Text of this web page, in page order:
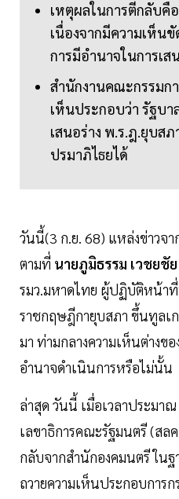
เหตุผลในการตีกลับ
เนื่องจากมีความเห็น
การมีอำนาจในการเ
สำนักงานคณะกรรมก
เห็นประกอบว่า รัฐบา
เสนอร่าง พ.ร.ฎ.ยุบส
ปรมาภิไธยได้
วันนี้(3 ก.ย. 68) แหล่งข่าวจา
ตามที่ นายภูมิธรรม เวชยชัย
รมว.มหาดไทย ผู้ปฏิบัติหน้าที่
ราชกฤษฎีกายุบสภา ขึ้นทูลเ
มา ท่ามกลางความเห็นต่างข
อำนาจดำเนินการหรือไม่นั้น
ล่าสุด วันนี้ เมื่อเวลาประมา
เลขาธิการคณะรัฐมนตรี (สล
กลับจากสำนักองคมนตรี ใน
ถวายความเห็นประกอบการ